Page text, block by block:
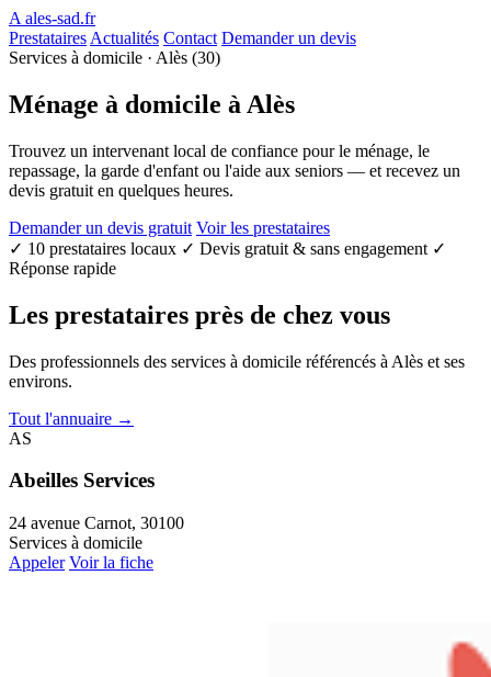
A ales-sad.fr
Prestataires Actualités Contact Demander un devis
Services à domicile · Alès (30)
Ménage à domicile à Alès
Trouvez un intervenant local de confiance pour le ménage, le
repassage, la garde d'enfant ou l'aide aux seniors — et recevez un
devis gratuit en quelques heures.
Demander un devis gratuit Voir les prestataires
✓ 10 prestataires locaux ✓ Devis gratuit & sans engagement ✓
Réponse rapide
Les prestataires près de chez vous
Des professionnels des services à domicile référencés à Alès et ses
environs.
Tout l'annuaire →
AS
Abeilles Services
24 avenue Carnot, 30100
Services à domicile
Appeler Voir la fiche